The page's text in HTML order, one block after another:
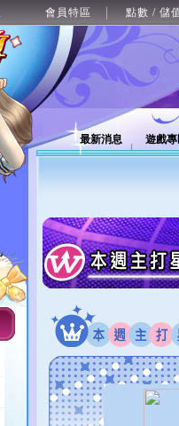
會員特區 點數 / 儲
最新消息 遊戲